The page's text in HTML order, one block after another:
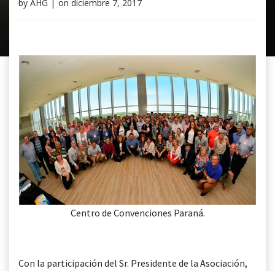
by AHG | on diciembre 7, 2017
Centro de Convenciones Paraná.
Con la participación del Sr. Presidente de la Asociación,